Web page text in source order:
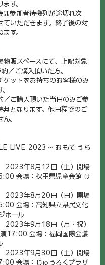
す。
参加者待機列が途切れ次
ていただきます。終了後の対
す。
物販スペースにて、上記対象
／ご購入頂いた方。
ケットをお持ちのお客様のみ
ご購入頂いた当日のみご参
典となります。他日程でのご
。
LIVE 2023～おもてうら
2023年8月12日（土）開場
会場：秋田県児童会館 け
2023年8月20日（日）開場
会場：高知県立県民文化
ホール
2023年9月18日（月・祝）
17:00 会場：福岡国際会議
2023年9月30日（土）開場
会場：じゅうろくプラザ